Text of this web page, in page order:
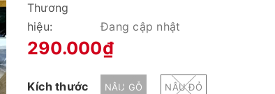
Thương
hiệu:
Đang cập nhật
290.000₫
Kích thước NÂU GỖ NÂU ĐỎ